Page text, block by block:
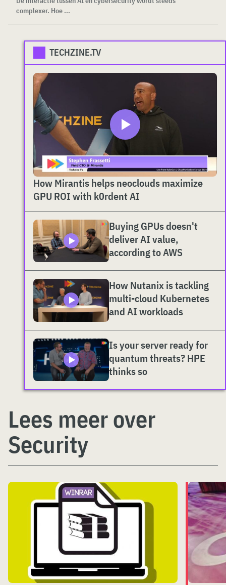
complexer. Hoe ...
TECHZINE.TV
How Mirantis helps neoclouds maximize
GPU ROI with k0rdent AI
Buying GPUs doesn't
deliver AI value,
according to AWS
How Nutanix is tackling
multi-cloud Kubernetes
and AI workloads
Is your server ready for
quantum threats? HPE
thinks so
Lees meer over
Security